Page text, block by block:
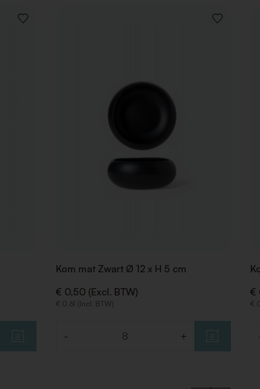
VOEG
VOEG
Kom mat Zwart Ø 12 x H 5 cm
€ 0,50 (Excl. BTW)
€ 0,61 (Incl. BTW)
- +
€
€